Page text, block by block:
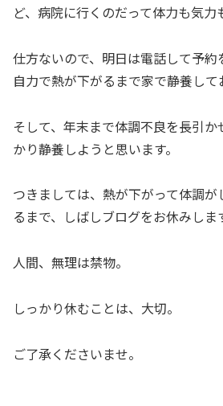
ど、病院に行くのだって体力も気力
仕方ないので、明日は電話して予約
自力で熱が下がるまで家で静養して
そして、年末まで体調不良を長引
かり静養しようと思います。
つきましては、熱が下がって体調
るまで、しばしブログをお休みしま
人間、無理は禁物。
しっかり休むことは、大切。
ご了承くださいませ。